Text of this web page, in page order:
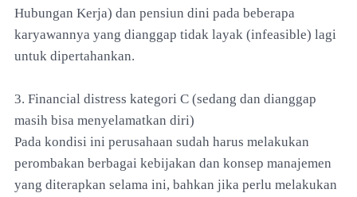
Hubungan Kerja) dan pensiun dini pada beberapa
karyawannya yang dianggap tidak layak (infeasible) lagi
untuk dipertahankan.
3. Financial distress kategori C (sedang dan dianggap
masih bisa menyelamatkan diri)
Pada kondisi ini perusahaan sudah harus melakukan
perombakan berbagai kebijakan dan konsep manajemen
yang diterapkan selama ini, bahkan jika perlu melakukan